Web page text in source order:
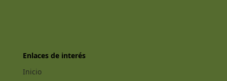
Enlaces de interés
Inicio